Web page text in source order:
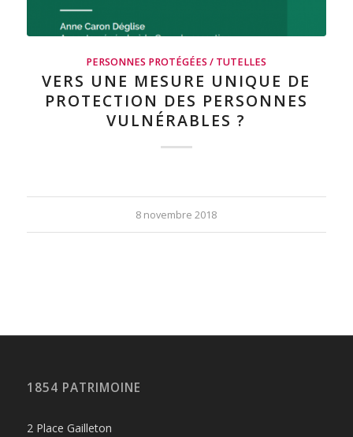
PERSONNES PROTÉGÉES / TUTELLES
VERS UNE MESURE UNIQUE DE
PROTECTION DES PERSONNES
VULNÉRABLES ?
8 novembre 2018
1854 PATRIMOINE
2 Place Gailleton